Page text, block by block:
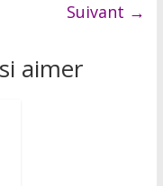
Suivant →
aimer